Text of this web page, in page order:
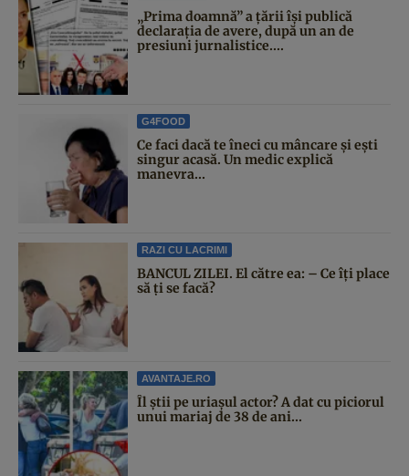
„Prima doamnă” a țării își publică
declarația de avere, după un an de
presiuni jurnalistice....
G4FOOD
Ce faci dacă te îneci cu mâncare și ești
singur acasă. Un medic explică
manevra...
RAZI CU LACRIMI
BANCUL ZILEI. El către ea: – Ce îți place
să ți se facă?
AVANTAJE.RO
Îl știi pe uriașul actor? A dat cu piciorul
unui mariaj de 38 de ani...